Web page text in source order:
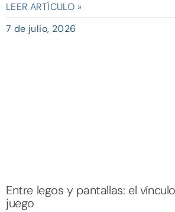
LEER ARTÍCULO »
7 de julio, 2026
Entre legos y pantallas: el
juego